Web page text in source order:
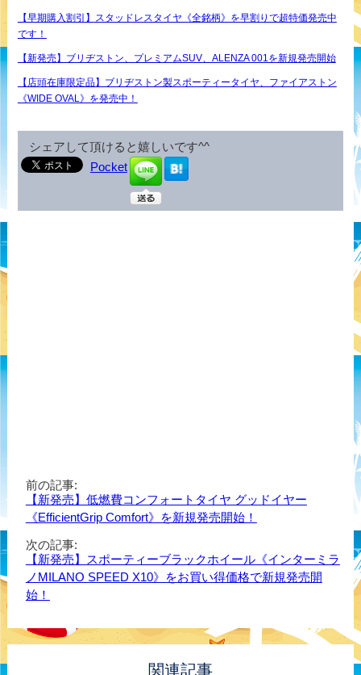
【早期購入割引】スタッドレスタイヤ《全銘柄》を早割りで超特価発売中
です！
【新発売】ブリヂストン、プレミアムSUV、ALENZA 001を新規発売開始
【店頭在庫限定品】ブリヂストン製スポーティータイヤ、ファイアストン
《WIDE OVAL》を発売中！
シェアして頂けると嬉しいです^^
Pocket
前の記事:
【新発売】低燃費コンフォートタイヤ グッドイヤー
《EfficientGrip Comfort》を新規発売開始！
次の記事:
【新発売】スポーティーブラックホイール《インターミラ
ノMILANO SPEED X10》をお買い得価格で新規発売開
始！
関連記事